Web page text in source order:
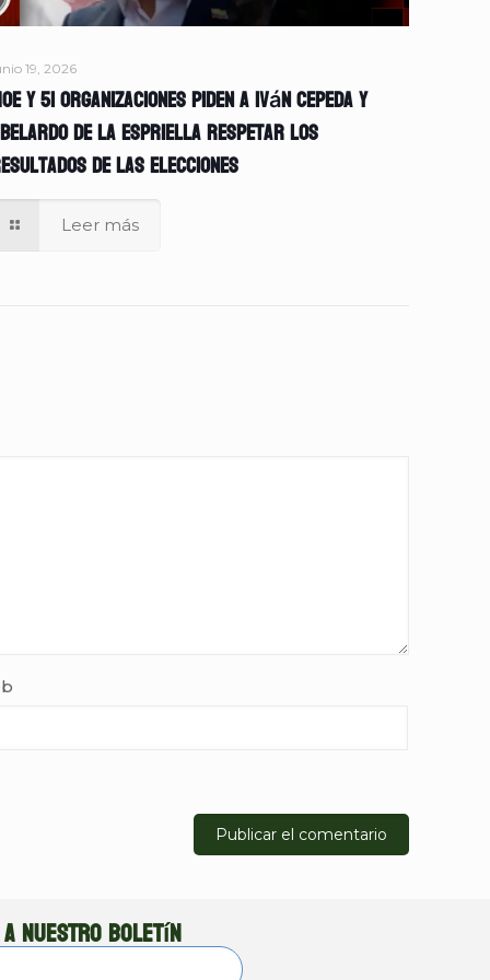
19, 2026
y 51 organizaciones piden a Iván Cepeda y
de la Espriella respetar los
de las elecciones
Leer más
nuestro boletín